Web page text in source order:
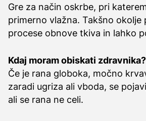
Gre za način oskrbe, pri
primerno vlažna. Takšno okolje
procese obnove tkiva in lahko
Kdaj moram obiskati zdravnika?
Če je rana globoka, močno
zaradi ugriza ali vboda, se
ali se rana ne celi.